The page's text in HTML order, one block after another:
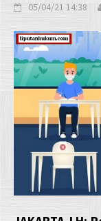
05/04/21 14:38